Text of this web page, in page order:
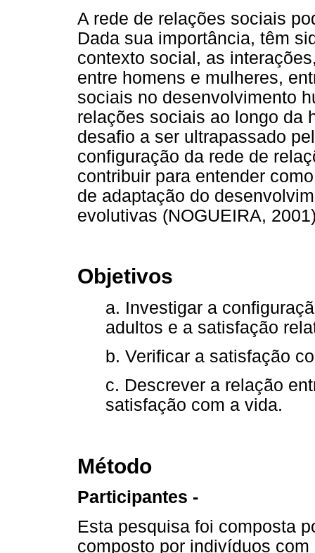
A rede de relações sociais
Dada sua importância, têm
contexto social, as
entre homens e mulheres,
sociais no desenvolvimento
relações sociais ao longo da
desafio a ser ultrapassado
configuração da rede de
contribuir para entender
de adaptação do
evolutivas (NOGUEIRA,
Objetivos
a. Investigar a
adultos e a satisfação
b. Verificar a satisfação
c. Descrever a relação
satisfação com a vida.
Método
Participantes -
Esta pesquisa foi composta
composto por indivíduos